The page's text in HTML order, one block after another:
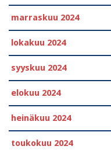
marraskuu 2024
lokakuu 2024
syyskuu 2024
elokuu 2024
heinäkuu 2024
toukokuu 2024